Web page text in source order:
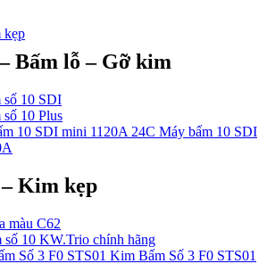
kẹp
Bấm lỗ – Gỡ kim
số 10 SDI
10 Plus
Máy bấm 10 SDI
Kim kẹp
màu C62
số 10 KW.Trio chính hãng
Kim Bấm Số 3 F0 STS01